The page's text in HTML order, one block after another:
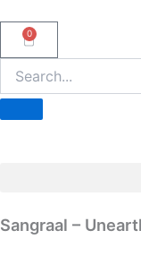
0
Carrito
Sangraal –